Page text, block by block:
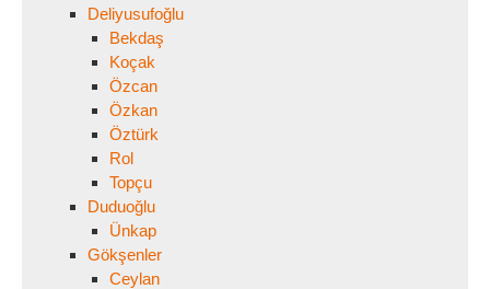
Deliyusufoğlu
Bekdaş
Koçak
Özcan
Özkan
Öztürk
Rol
Topçu
Duduoğlu
Ünkap
Gökşenler
Ceylan